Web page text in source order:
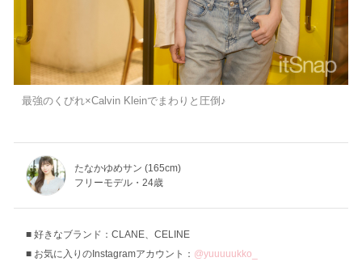
最強のくびれ×Calvin Kleinでまわりと圧倒♪
たなかゆめサン (165cm)
フリーモデル・24歳
好きなブランド：CLANE、CELINE
お気に入りのInstagramアカウント： @yuuuuukko_